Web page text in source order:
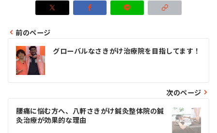
投
稿
ナ
ビ
ゲ
ー
前のページ
グローバルなさきがけ治療院を目指してます！
次のページ
腰痛に悩む方へ、八軒さきがけ鍼灸整体院の鍼
灸治療が効果的な理由